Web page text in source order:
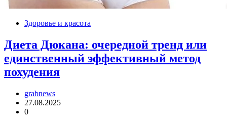
Здоровье и красота
Диета Дюкана: очередной тренд или
единственный эффективный метод
похудения
grabnews
27.08.2025
0